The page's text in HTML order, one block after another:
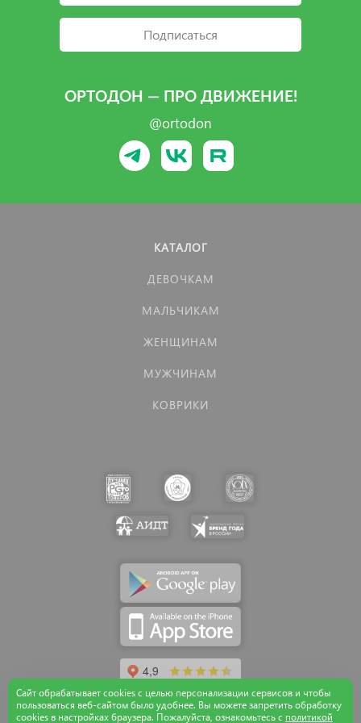
Подписаться
ОРТОДОН — ПРО ДВИЖЕНИЕ!
@ortodon
КАТАЛОГ
ДЕВОЧКАМ
МАЛЬЧИКАМ
ЖЕНЩИНАМ
МУЖЧИНАМ
КОВРИКИ
Сайт обрабатывает cookies с целью персонализации сервисов и чтобы
пользоваться веб-сайтом было удобнее. Вы можете запретить обработку
сookies в настройках браузера. Пожалуйста, ознакомьтесь с политикой